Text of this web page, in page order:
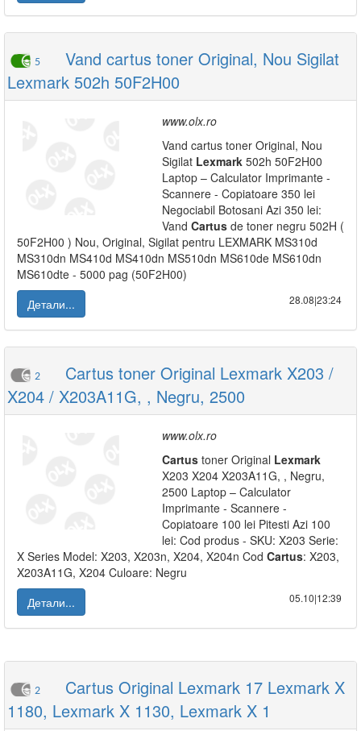
5
Vand cartus toner Original, Nou Sigilat
Lexmark 502h 50F2H00
www.olx.ro
Vand cartus toner Original, Nou
Sigilat Lexmark 502h 50F2H00
Laptop – Calculator Imprimante -
Scannere - Copiatoare 350 lei
Negociabil Botosani Azi 350 lei:
Vand Cartus de toner negru 502H (
50F2H00 ) Nou, Original, Sigilat pentru LEXMARK MS310d
MS310dn MS410d MS410dn MS510dn MS610de MS610dn
MS610dte - 5000 pag (50F2H00)
Детали...
28.08|23:24
2
Cartus toner Original Lexmark X203 /
X204 / X203A11G, , Negru, 2500
www.olx.ro
Cartus toner Original Lexmark
X203 X204 X203A11G, , Negru,
2500 Laptop – Calculator
Imprimante - Scannere -
Copiatoare 100 lei Pitesti Azi 100
lei: Cod produs - SKU: X203 Serie:
X Series Model: X203, X203n, X204, X204n Cod Cartus: X203,
X203A11G, X204 Culoare: Negru
Детали...
05.10|12:39
2
Cartus Original Lexmark 17 Lexmark X
1180, Lexmark X 1130, Lexmark X 1